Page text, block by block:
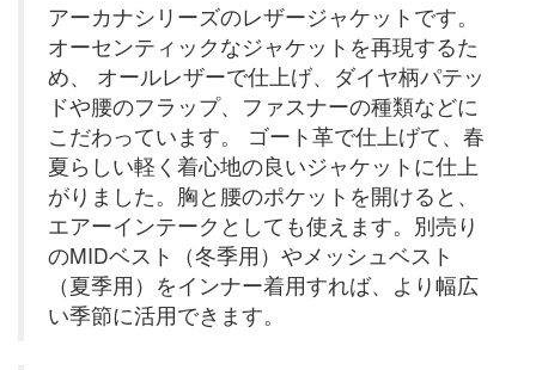
アーカナシリーズのレザージャケットです。
オーセンティックなジャケットを再現するた
め、 オールレザーで仕上げ、ダイヤ柄パテッ
ドや腰のフラップ、ファスナーの種類などに
こだわっています。 ゴート革で仕上げて、春
夏らしい軽く着心地の良いジャケットに仕上
がりました。胸と腰のポケットを開けると、
エアーインテークとしても使えます。別売り
のMIDベスト（冬季用）やメッシュベスト
（夏季用）をインナー着用すれば、より幅広
い季節に活用できます。